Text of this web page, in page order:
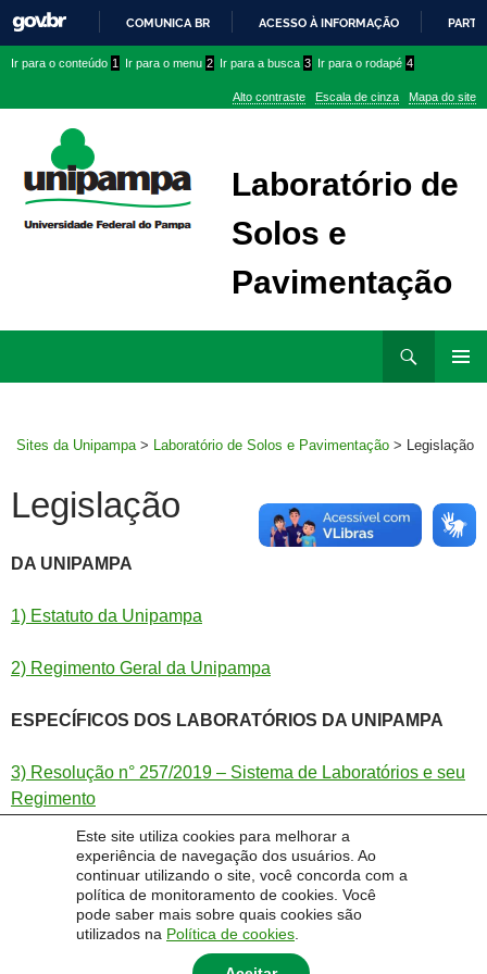
Este site utiliza cookies para melhorar a
experiência de navegação dos usuários. Ao
continuar utilizando o site, você concorda com a
política de monitoramento de cookies. Você
pode saber mais sobre quais cookies são
utilizados na Política de cookies
PARA
CONTEÚDO
COMUNICA BR ACESSO À INFORMAÇÃO
conteúdo
menu
superior
menu
Ir para o conteúdo 1 Ir para o menu 2 Ir para a busca 3 Ir para o rodapé 4
Alto contraste Escala de cinza Mapa do site
Laboratório de
Solos e
Pavimentação
Sites da Unipampa > Laboratório de Solos e Pavimentação > Legislação
Legislação
DA UNIPAMPA
1) Estatuto da Unipampa
2) Regimento Geral da Unipampa
ESPECÍFICOS DOS LABORATÓRIOS DA UNIPAMPA
3) Resolução n° 257/2019 – Sistema de Laboratórios e seu
Regimento
4) Regimento Local de Laboratórios
5) Regimento do LASP (em construção)